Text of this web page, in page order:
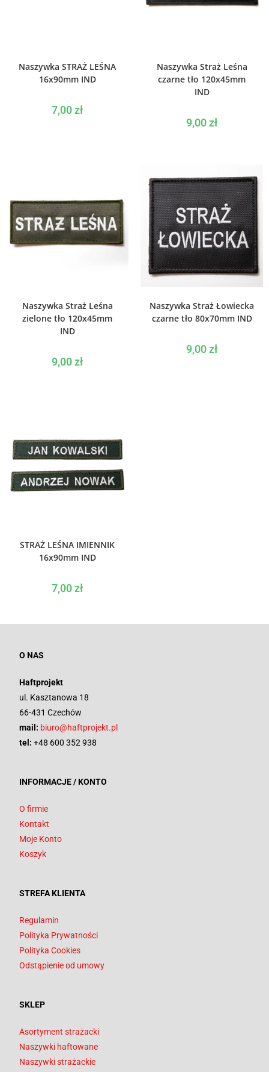
Naszywka STRAŻ LEŚNA
16x90mm IND
7,00zł
Naszywka Straż Leśna
czarne tło 120x45mm
IND
9,00zł
Naszywka Straż Leśna
zielone tło 120x45mm
IND
9,00zł
Naszywka Straż Łowiecka
czarne tło 80x70mm IND
9,00zł
STRAŻ LEŚNA IMIENNIK
16x90mm IND
7,00zł
O NAS
Haftprojekt
ul. Kasztanowa 18
66-431 Czechów
mail: biuro@haftprojekt.pl
tel: +48 600 352 938
INFORMACJE / KONTO
O firmie
Kontakt
Moje Konto
Koszyk
STREFA KLIENTA
Regulamin
Polityka Prywatności
Polityka Cookies
Odstąpienie od umowy
SKLEP
Asortyment strażacki
Naszywki haftowane
Naszywki strażackie